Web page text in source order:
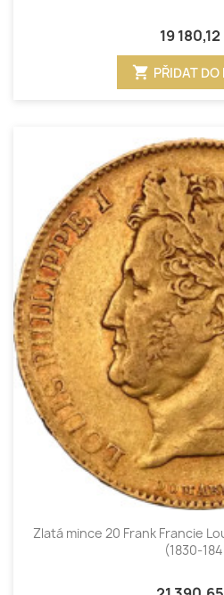
19
shopping_cart PŘIDAT DO
Zlatá mince 20 Frank Francie
(1830-